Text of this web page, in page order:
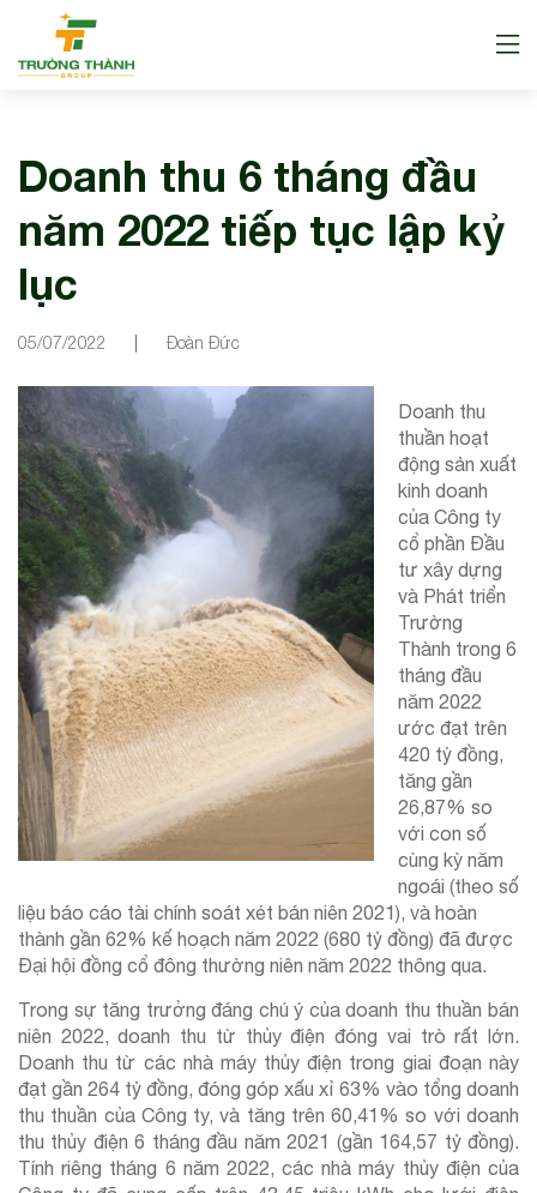
Doanh thu 6 tháng đầu
năm 2022 tiếp tục lập kỷ
lục
05/07/2022 Đoàn Đức
Doanh thu
thuần hoạt
động sản xuất
kinh doanh
của Công ty
cổ phần Đầu
tư xây dựng
và Phát triển
Trường
Thành trong 6
tháng đầu
năm 2022
ước đạt trên
420 tỷ đồng,
tăng gần
26,87% so
với con số
cùng kỳ năm
ngoái (theo số
liệu báo cáo tài chính soát xét bán niên 2021), và hoàn
thành gần 62% kế hoạch năm 2022 (680 tỷ đồng) đã được
Đại hội đồng cổ đông thường niên năm 2022 thông qua.
Trong sự tăng trưởng đáng chú ý của doanh thu thuần bán
niên 2022, doanh thu từ thủy điện đóng vai trò rất lớn.
Doanh thu từ các nhà máy thủy điện trong giai đoạn này
đạt gần 264 tỷ đồng, đóng góp xấu xỉ 63% vào tổng doanh
thu thuần của Công ty, và tăng trên 60,41% so với doanh
thu thủy điện 6 tháng đầu năm 2021 (gần 164,57 tỷ đồng).
Tính riêng tháng 6 năm 2022, các nhà máy thủy điện của